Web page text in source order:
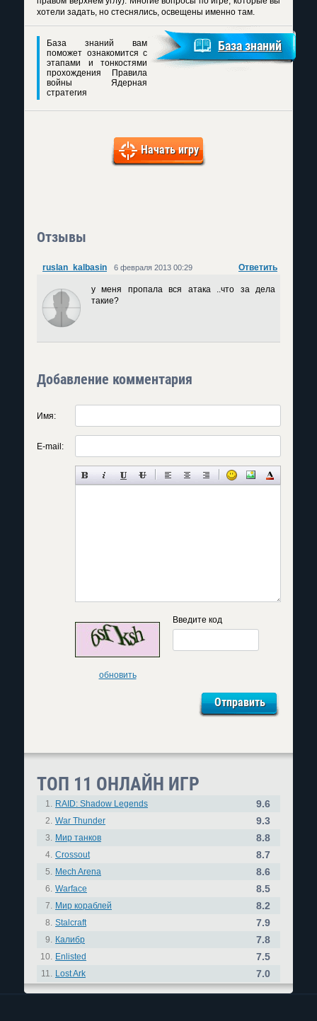
хотели задать, но стеснялись, освещены именно там.
База знаний вам
поможет ознакомится с
этапами и тонкостями
прохождения Правила
войны Ядерная
стратегия
База знаний
Начать игру
Отзывы
ruslan_kalbasin Ответить
6 февраля 2013 00:29
у меня пропала вся атака ..что за дела
такие?
Добавление комментария
Имя:
E-mail:
обновить
Введите код
ТОП 11 ОНЛАЙН ИГР
1. RAID: Shadow Legends 9.6
2. War Thunder 9.3
3. Мир танков 8.8
4. Crossout 8.7
5. Mech Arena 8.6
6. Warface 8.5
7. Мир кораблей 8.2
8. Stalcraft 7.9
9. Калибр 7.8
10. Enlisted 7.5
11. Lost Ark 7.0